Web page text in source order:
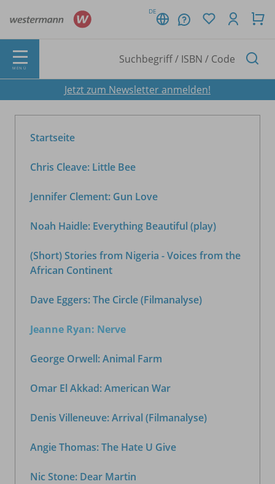
DE
MENÜ
Jetzt zum Newsletter anmelden!
Startseite
Chris Cleave: Little Bee
Jennifer Clement: Gun Love
Noah Haidle: Everything Beautiful (play)
(Short) Stories from Nigeria - Voices from the
African Continent
Dave Eggers: The Circle (Filmanalyse)
Jeanne Ryan: Nerve
George Orwell: Animal Farm
Omar El Akkad: American War
Denis Villeneuve: Arrival (Filmanalyse)
Angie Thomas: The Hate U Give
Nic Stone: Dear Martin